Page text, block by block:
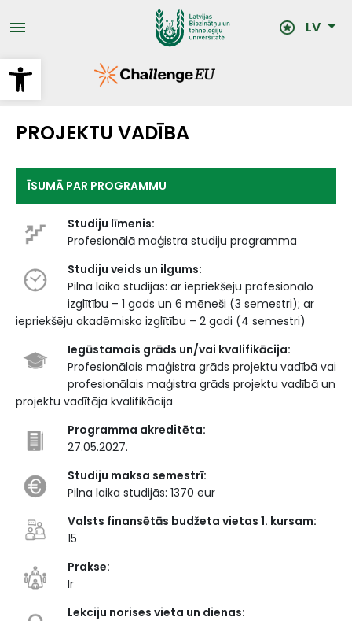
Open toolbar
uz
galveno LV
PROJEKTU VADĪBA
ĪSUMĀ PAR PROGRAMMU
Studiju līmenis:
Profesionālā maģistra studiju programma
Studiju veids un ilgums:
Pilna laika studijas: ar iepriekšēju profesionālo
izglītību – 1 gads un 6 mēneši (3 semestri); ar
iepriekšēju akadēmisko izglītību – 2 gadi (4 semestri)
Iegūstamais grāds un/vai kvalifikācija:
Profesionālais maģistra grāds projektu vadībā vai
profesionālais maģistra grāds projektu vadībā un
projektu vadītāja kvalifikācija
Programma akreditēta:
27.05.2027.
Studiju maksa semestrī:
Pilna laika studijās: 1370 eur
Valsts finansētās budžeta vietas 1. kursam:
15
Prakse:
Ir
Lekciju norises vieta un dienas: